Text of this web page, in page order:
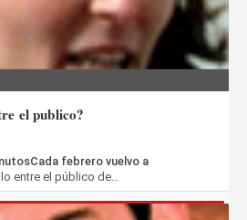
el publico?
febrero vuelvo a
entre el público de…